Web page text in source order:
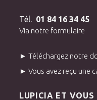
Tél. 01 84 16 34 45
Via notre formulaire
► Téléchargez notre
► Vous avez reçu une
LUPICIA ET VOUS